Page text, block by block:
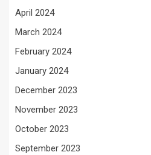
April 2024
March 2024
February 2024
January 2024
December 2023
November 2023
October 2023
September 2023